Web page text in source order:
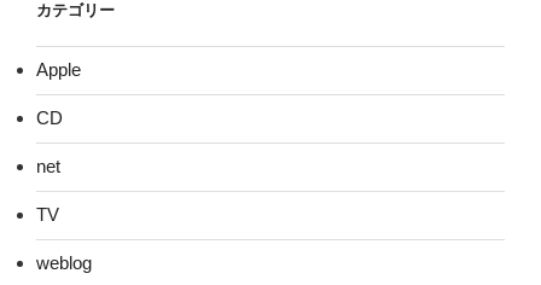
カテゴリー
Apple
CD
net
TV
weblog